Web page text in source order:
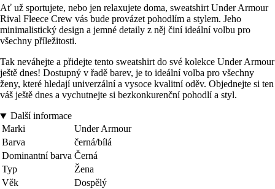
Ať už sportujete, nebo jen relaxujete doma, sweatshirt Under Armour
Rival Fleece Crew vás bude provázet pohodlím a stylem. Jeho
minimalistický design a jemné detaily z něj činí ideální volbu pro
všechny příležitosti.
Tak neváhejte a přidejte tento sweatshirt do své kolekce Under Armour
ještě dnes! Dostupný v řadě barev, je to ideální volba pro všechny
ženy, které hledají univerzální a vysoce kvalitní oděv. Objednejte si ten
váš ještě dnes a vychutnejte si bezkonkurenční pohodlí a styl.
Další informace
Marki
Under Armour
Barva
černá/bílá
Dominantní barva Černá
Typ
Žena
Věk
Dospělý